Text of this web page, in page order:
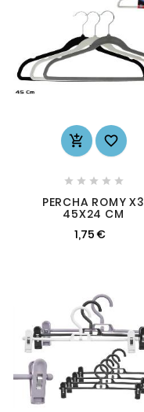
 
    
PERCHA ROMY X3
45X24 CM
1,75 €